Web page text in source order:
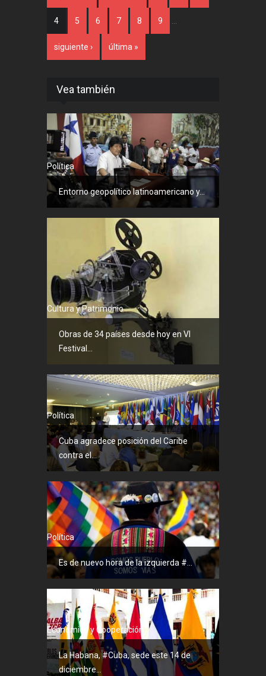
4 5 6 7 8 9
siguiente › última »
Vea también
Política
Entorno geopolítico latinoamericano y...
Cultura y Patrimonio
Obras de 34 países desde hoy en VI
Festival...
Política
Cuba agradece posición del Caribe
contra el...
Política
Es de nuevo hora de la izquierda #...
Económico y Cooperación
La Habana, #Cuba, sede este 14 de
diciembre...